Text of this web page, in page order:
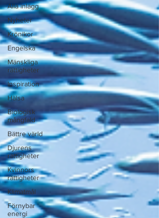
Alla inlägg
Nyheter
Krönikor
Engelska
Mänskliga
rättigheter
Inspiration
Hälsa
Biologisk
mångfald
Bättre värld
Djurens
rättigheter
Kvinnors
rättigheter
Klimatmål
Förnybar
energi